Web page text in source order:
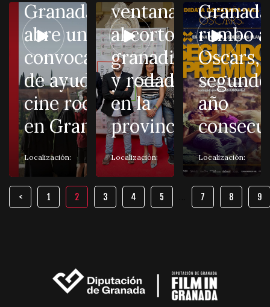
Granada»
abre una
convocatoria
de ayudas al
cine rodado
en Granada
Localización:
ventana
al corto
granadino
y rodado
en la
provincia
Localización:
Granada
rumbo
Oscars,
segundo
año
Localización:
1 2 3 4 5 7 8 9